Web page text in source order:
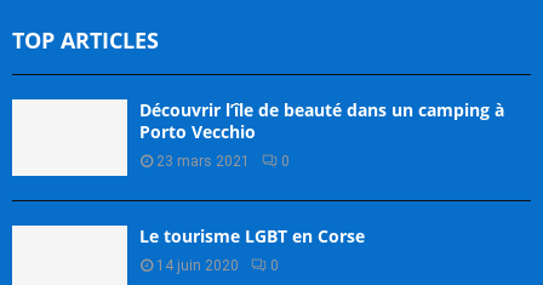
TOP ARTICLES
Découvrir l’île de beauté dans un camping à
Porto Vecchio
23 mars 2021 0
Le tourisme LGBT en Corse
14 juin 2020 0